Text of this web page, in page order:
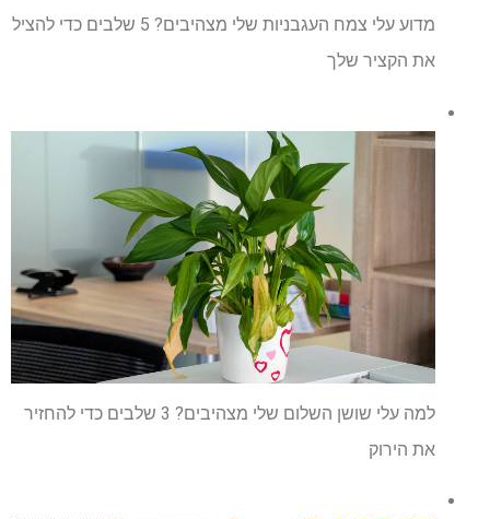
מדוע עלי צמח העגבניות שלי מצהיבים? 5 שלבים כדי להציל
את הקציר שלך
למה עלי שושן השלום שלי מצהיבים? 3 שלבים כדי להחזיר
את הירוק